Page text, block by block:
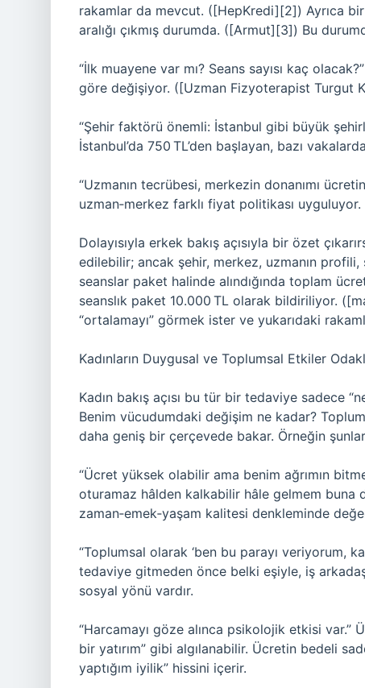
rakamlar da mevcut. ([HepKredi][2]) Ayrıca
aralığı çıkmış durumda. ([Armut][3]) Bu
“İlk muayene var mı? Seans sayısı kaç
göre değişiyor. ([Uzman Fizyoterapist Turgut
“Şehir faktörü önemli: İstanbul gibi büyük
İstanbul’da 750 TL’den başlayan, bazı
“Uzmanın tecrübesi, merkezin donanımı
uzman‑merkez farklı fiyat politikası
Dolayısıyla erkek bakış açısıyla bir özet
edilebilir; ancak şehir, merkez, uzmanın profili,
seanslar paket halinde alındığında toplam
seanslık paket 10.000 TL olarak bildiriliyor.
“ortalamayı” görmek ister ve yukarıdaki
Kadınların Duygusal ve Toplumsal Etkiler
Kadın bakış açısı bu tür bir tedaviye sadece
Benim vücudumdaki değişim ne kadar?
daha geniş bir çerçevede bakar. Örneğin
“Ücret yüksek olabilir ama benim ağrımın
oturamaz hâlden kalkabilir hâle gelmem buna
zaman‑emek‑yaşam kalitesi denkleminde
“Toplumsal olarak ‘ben bu parayı veriyorum,
tedaviye gitmeden önce belki eşiyle, iş
sosyal yönü vardır.
“Harcamayı göze alınca psikolojik etkisi
bir yatırım” gibi algılanabilir. Ücretin bedeli
yaptığım iyilik” hissini içerir.